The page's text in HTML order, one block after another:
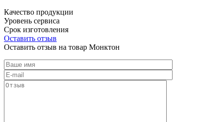
Качество продукции
Уровень сервиса
Срок изготовления
Оставить отзыв
Оставить отзыв на товар Монктон